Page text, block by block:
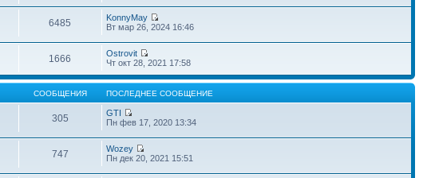
6485
KonnyMay
Вт мар 26, 2024 16:46
1666
Ostrovit
Чт окт 28, 2021 17:58
СООБЩЕНИЯ ПОСЛЕДНЕЕ СООБЩЕНИЕ
305
GTI
Пн фев 17, 2020 13:34
747
Wozey
Пн дек 20, 2021 15:51